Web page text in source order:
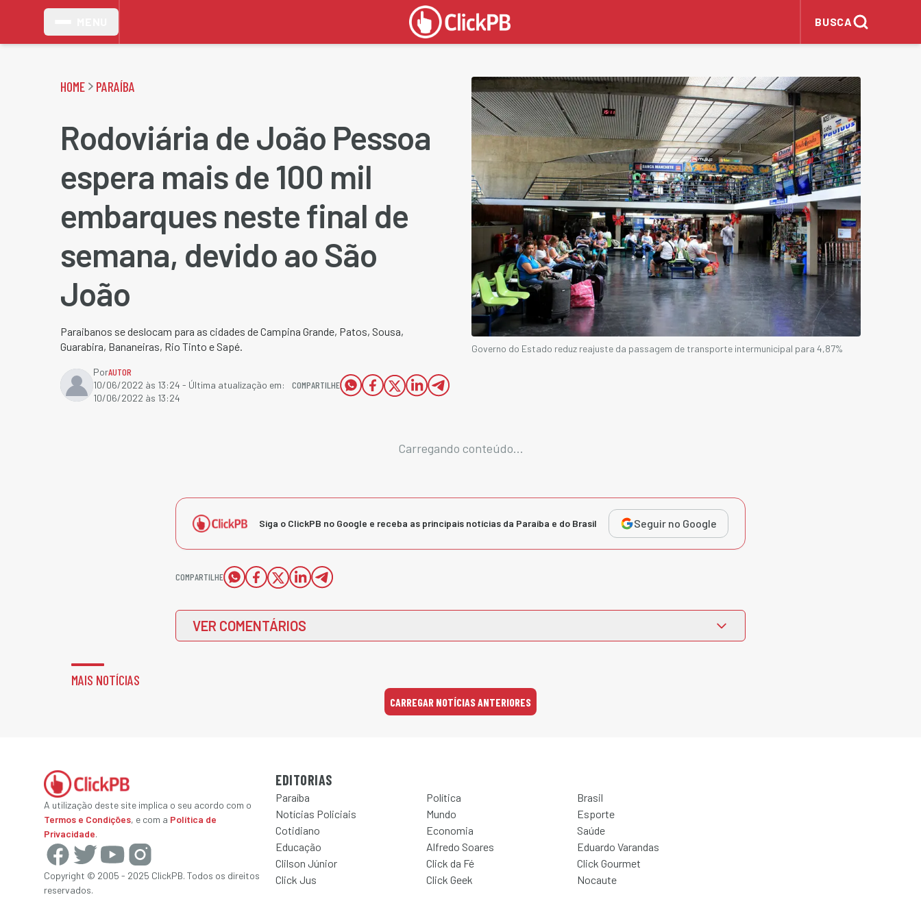
BUSCA
HOME PARAÍBA
Rodoviária de João Pessoa
espera mais de 100 mil
embarques neste final de
semana, devido ao São
João
Paraibanos se deslocam para as cidades de Campina Grande, Patos, Sousa,
Guarabira, Bananeiras, Rio Tinto e Sapé.
PorAUTOR
10/06/2022 às 13:24 - Última atualização em:
10/06/2022 às 13:24
COMPARTILHE
Governo do Estado reduz reajuste da passagem de transporte intermunicipal para 4,87%
Carregando conteúdo...
Siga o ClickPB no Google e receba as principais notícias da Paraíba e do Brasil Seguir no Google
COMPARTILHE
VER COMENTÁRIOS
MAIS NOTÍCIAS
CARREGAR NOTÍCIAS ANTERIORES
A utilização deste site implica o seu acordo com o
Termos e Condições, e com a Política de
Privacidade.
Copyright © 2005 - 2025 ClickPB. Todos os direitos
reservados.
EDITORIAS
Paraíba Política
Brasil
Notícias Policiais
Mundo
Esporte
Cotidiano
Economia
Saúde
Educação
Alfredo Soares
Eduardo Varandas
Clilson Júnior
Click da Fé
Click Gourmet
Click Jus
Click Geek Nocaute